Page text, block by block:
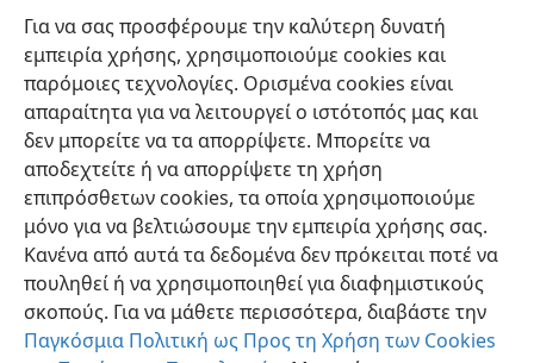
Για να σας προσφέρουμε την καλύτερη δυνατή
εμπειρία χρήσης, χρησιμοποιούμε cookies και
παρόμοιες τεχνολογίες. Ορισμένα cookies είναι
απαραίτητα για να λειτουργεί ο ιστότοπός μας και
δεν μπορείτε να τα απορρίψετε. Μπορείτε να
αποδεχτείτε ή να απορρίψετε τη χρήση
επιπρόσθετων cookies, τα οποία χρησιμοποιούμε
μόνο για να βελτιώσουμε την εμπειρία χρήσης σας.
Κανένα από αυτά τα δεδομένα δεν πρόκειται ποτέ να
πουληθεί ή να χρησιμοποιηθεί για διαφημιστικούς
σκοπούς. Για να μάθετε περισσότερα, διαβάστε την
Παγκόσμια Πολιτική ως Προς τη Χρήση των Cookies
ταλαιπωρημένο αγόρι εκβάλλοντας το δαίμονα, αλλά
το έκανε κιόλας.
Ελληνική Κοινή Χρήση Προτιμήσεις
Copyright © 2026 Watch Tower Bible and Tract Society of Pennsylvania
Όροι Χρήσης Πολιτική Απορρήτου
Ρυθμίσεις Απορρήτου
JW.ORG
Σύνδεση